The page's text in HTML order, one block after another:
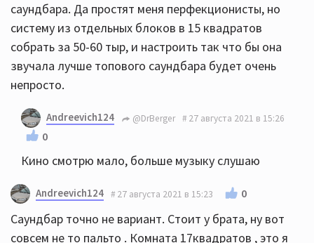
саундбара. Да простят меня перфекционисты, но
систему из отдельных блоков в 15 квадратов
собрать за 50-60 тыр, и настроить так что бы она
звучала лучше топового саундбара будет очень
непросто.
Andreevich124 @DrBerger 27 августа 2021 в 15:26
0
Кино смотрю мало, больше музыку слушаю
Andreevich124 27 августа 2021 в 15:23 0
Саундбар точно не вариант. Стоит у брата, ну вот
совсем не то пальто . Комната 17квадратов , это я